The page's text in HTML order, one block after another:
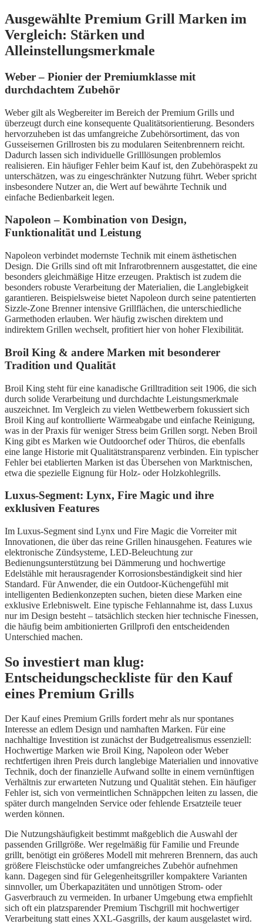
Ausgewählte Premium Grill Marken im
Vergleich: Stärken und
Alleinstellungsmerkmale
Weber – Pionier der Premiumklasse mit
durchdachtem Zubehör
Weber gilt als Wegbereiter im Bereich der Premium Grills und
überzeugt durch eine konsequente Qualitätsorientierung. Besonders
hervorzuheben ist das umfangreiche Zubehörsortiment, das von
Gusseisernen Grillrosten bis zu modularen Seitenbrennern reicht.
Dadurch lassen sich individuelle Grilllösungen problemlos
realisieren. Ein häufiger Fehler beim Kauf ist, den Zubehöraspekt zu
unterschätzen, was zu eingeschränkter Nutzung führt. Weber spricht
insbesondere Nutzer an, die Wert auf bewährte Technik und
einfache Bedienbarkeit legen.
Napoleon – Kombination von Design,
Funktionalität und Leistung
Napoleon verbindet modernste Technik mit einem ästhetischen
Design. Die Grills sind oft mit Infrarotbrennern ausgestattet, die eine
besonders gleichmäßige Hitze erzeugen. Praktisch ist zudem die
besonders robuste Verarbeitung der Materialien, die Langlebigkeit
garantieren. Beispielsweise bietet Napoleon durch seine patentierten
Sizzle-Zone Brenner intensive Grillflächen, die unterschiedliche
Garmethoden erlauben. Wer häufig zwischen direktem und
indirektem Grillen wechselt, profitiert hier von hoher Flexibilität.
Broil King & andere Marken mit besonderer
Tradition und Qualität
Broil King steht für eine kanadische Grilltradition seit 1906, die sich
durch solide Verarbeitung und durchdachte Leistungsmerkmale
auszeichnet. Im Vergleich zu vielen Wettbewerbern fokussiert sich
Broil King auf kontrollierte Wärmeabgabe und einfache Reinigung,
was in der Praxis für weniger Stress beim Grillen sorgt. Neben Broil
King gibt es Marken wie Outdoorchef oder Thüros, die ebenfalls
eine lange Historie mit Qualitätstransparenz verbinden. Ein typischer
Fehler bei etablierten Marken ist das Übersehen von Marktnischen,
etwa die spezielle Eignung für Holz- oder Holzkohlegrills.
Luxus-Segment: Lynx, Fire Magic und ihre
exklusiven Features
Im Luxus-Segment sind Lynx und Fire Magic die Vorreiter mit
Innovationen, die über das reine Grillen hinausgehen. Features wie
elektronische Zündsysteme, LED-Beleuchtung zur
Bedienungsunterstützung bei Dämmerung und hochwertige
Edelstähle mit herausragender Korrosionsbeständigkeit sind hier
Standard. Für Anwender, die ein Outdoor-Küchengefühl mit
intelligenten Bedienkonzepten suchen, bieten diese Marken eine
exklusive Erlebniswelt. Eine typische Fehlannahme ist, dass Luxus
nur im Design besteht – tatsächlich stecken hier technische Finessen,
die häufig beim ambitionierten Grillprofi den entscheidenden
Unterschied machen.
So investiert man klug:
Entscheidungscheckliste für den Kauf
eines Premium Grills
Der Kauf eines Premium Grills fordert mehr als nur spontanes
Interesse an edlem Design und namhaften Marken. Für eine
nachhaltige Investition ist zunächst der Budgetrealismus essenziell:
Hochwertige Marken wie Broil King, Napoleon oder Weber
rechtfertigen ihren Preis durch langlebige Materialien und innovative
Technik, doch der finanzielle Aufwand sollte in einem vernünftigen
Verhältnis zur erwarteten Nutzung und Qualität stehen. Ein häufiger
Fehler ist, sich von vermeintlichen Schnäppchen leiten zu lassen, die
später durch mangelnden Service oder fehlende Ersatzteile teuer
werden können.
Die Nutzungshäufigkeit bestimmt maßgeblich die Auswahl der
passenden Grillgröße. Wer regelmäßig für Familie und Freunde
grillt, benötigt ein größeres Modell mit mehreren Brennern, das auch
größere Fleischstücke oder umfangreiches Zubehör aufnehmen
kann. Dagegen sind für Gelegenheitsgriller kompaktere Varianten
sinnvoller, um Überkapazitäten und unnötigen Strom- oder
Gasverbrauch zu vermeiden. In urbaner Umgebung etwa empfiehlt
sich oft ein platzsparender Premium Tischgrill mit hochwertiger
Verarbeitung statt eines XXL-Gasgrills, der kaum ausgelastet wird.